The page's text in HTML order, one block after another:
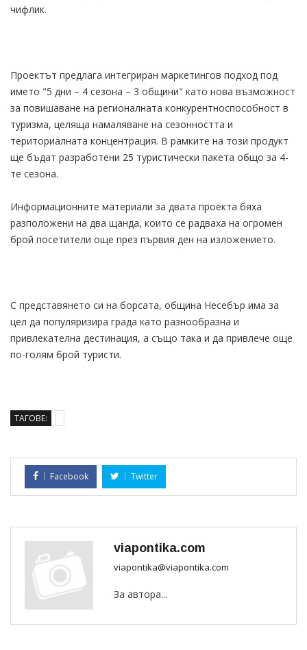
чифлик.
Проектът предлага интегриран маркетингов подход под
името "5 дни – 4 сезона – 3 общини" като нова възможност
за повишаване на регионалната конкурентноспособност в
туризма, целяща намаляване на сезонността и
териториалната концентрация. В рамките на този продукт
ще бъдат разработени 25 туристически пакета общо за 4-
те сезона.
Информационните материали за двата проекта бяха
разположени на два щанда, които се радваха на огромен
брой посетители още през първия ден на изложението.
С представянето си на борсата, община Несебър има за
цел да популяризира града като разнообразна и
привлекателна дестинация, а също така и да привлече още
по-голям брой туристи.
ТАГОВЕ:
Facebook Twitter
viapontika.com
viapontika@viapontika.com
За автора...